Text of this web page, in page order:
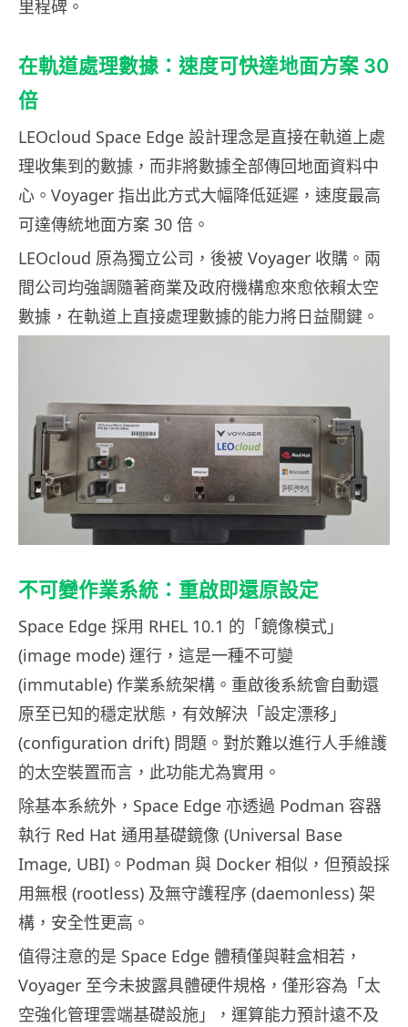
里程碑。
在軌道處理數據：速度可快達地面方案 30
倍
LEOcloud Space Edge 設計理念是直接在軌道上處
理收集到的數據，而非將數據全部傳回地面資料中
心。Voyager 指出此方式大幅降低延遲，速度最高
可達傳統地面方案 30 倍。
LEOcloud 原為獨立公司，後被 Voyager 收購。兩
間公司均強調隨著商業及政府機構愈來愈依賴太空
數據，在軌道上直接處理數據的能力將日益關鍵。
不可變作業系統：重啟即還原設定
Space Edge 採用 RHEL 10.1 的「鏡像模式」
(image mode) 運行，這是一種不可變
(immutable) 作業系統架構。重啟後系統會自動還
原至已知的穩定狀態，有效解決「設定漂移」
(configuration drift) 問題。對於難以進行人手維護
的太空裝置而言，此功能尤為實用。
除基本系統外，Space Edge 亦透過 Podman 容器
執行 Red Hat 通用基礎鏡像 (Universal Base
Image, UBI)。Podman 與 Docker 相似，但預設採
用無根 (rootless) 及無守護程序 (daemonless) 架
構，安全性更高。
值得注意的是 Space Edge 體積僅與鞋盒相若，
Voyager 至今未披露具體硬件規格，僅形容為「太
空強化管理雲端基礎設施」，運算能力預計遠不及